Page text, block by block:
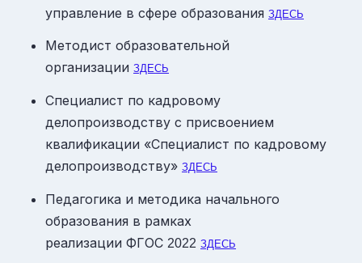
управление в сфере образования ЗДЕСЬ
Методист образовательной
организации ЗДЕСЬ
Специалист по кадровому
делопроизводству с присвоением
квалификации «Специалист по кадровому
делопроизводству» ЗДЕСЬ
Педагогика и методика начального
образования в рамках
реализации ФГОС 2022 ЗДЕСЬ